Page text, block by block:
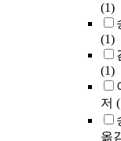
(1)
(1)
(1)
저
옮